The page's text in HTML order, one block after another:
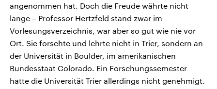
angenommen hat. Doch die Freude währte nicht
lange – Professor Hertzfeld stand zwar im
Vorlesungsverzeichnis, war aber so gut wie nie vor
Ort. Sie forschte und lehrte nicht in Trier, sondern an
der Universität in Boulder, im amerikanischen
Bundesstaat Colorado. Ein Forschungssemester
hatte die Universität Trier allerdings nicht genehmigt.